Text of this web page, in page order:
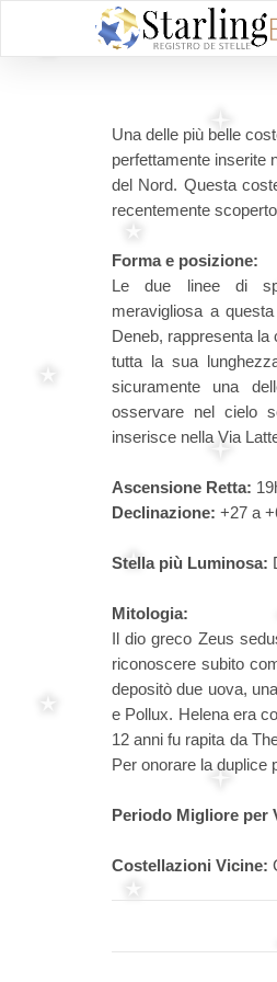
Una delle più belle
perfettamente inserite
del Nord. Questa
recentemente
Forma e posizione:
Le due linee di
meravigliosa a
Deneb, rappresenta la
tutta la sua
sicuramente una
osservare nel cielo
inserisce nella Via
Ascensione Retta:
Declinazione: +27 a
Stella più Luminosa:
Mitologia:
Il dio greco Zeus
riconoscere subito
depositò due uova,
e Pollux. Helena era
12 anni fu rapita da
Per onorare la duplice
Periodo Migliore per
Costellazioni Vicine: